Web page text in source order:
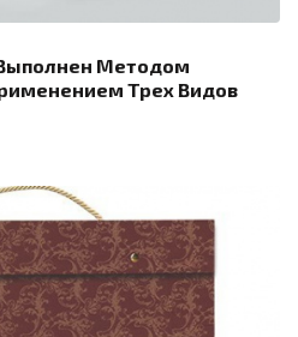
Методом
Трех Видов